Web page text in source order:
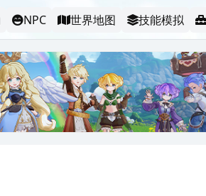
NPC 世界地图 技能模拟